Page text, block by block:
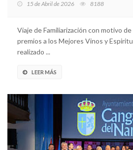
15 de Abril de 2026 8188
Viaje de Familiarización con motivo
premios a los Mejores Vinos y
realizado ...
LEER MÁS